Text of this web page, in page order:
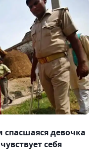
девочка
себя